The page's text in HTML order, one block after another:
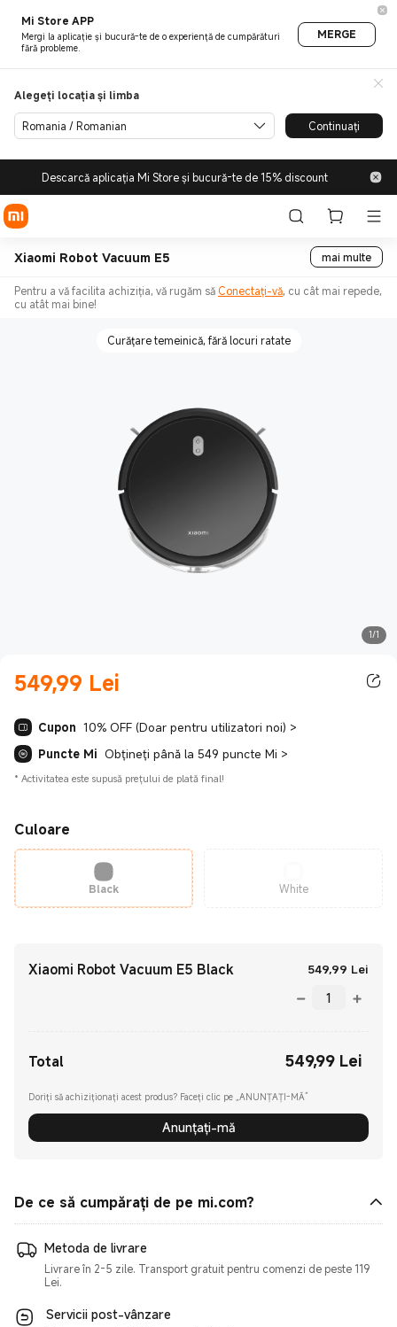
Mi Store APP
Mergi la aplicație și bucură-te de o experiență de cumpărături
fără probleme.
MERGE
Alegeți locația și limba
Romania / Romanian Continuați
Descarcă aplicația Mi Store și bucură-te de 15% discount
Xiaomi Robot Vacuum E5 mai multe
Pentru a vă facilita achiziția, vă rugăm să Conectați-vă, cu cât mai repede,
cu atât mai bine!
1/1
Curățare temeinică, fără locuri ratate
549,99 Lei
Current Price Lei549.99
Cupon 10% OFF (Doar pentru utilizatori noi) >
Puncte Mi Obțineți până la 549 puncte Mi >
* Activitatea este supusă prețului de plată final!
Culoare
Black White
Xiaomi Robot Vacuum E5 Black 549,99 Lei
Total 549,99 Lei
Doriți să achiziționați acest produs? Faceți clic pe „ANUNȚAȚI-MĂ”
Anunțați-mă
De ce să cumpărați de pe mi.com?
Metoda de livrare
Livrare în 2-5 zile. Transport gratuit pentru comenzi de peste 119
Lei.
Servicii post-vânzare